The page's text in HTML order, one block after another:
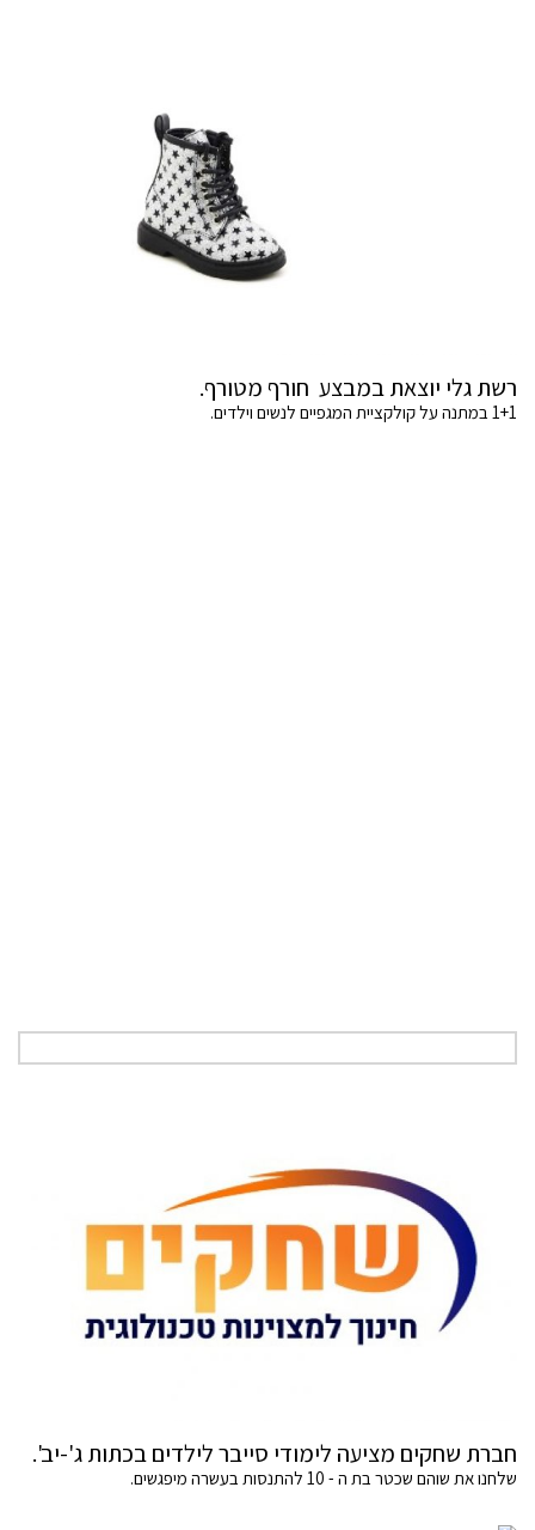
רשת גלי יוצאת במבצע חורף מטורף.
1+1 במתנה על קולקציית המגפיים לנשים וילדים.
חברת שחקים מציעה לימודי סייבר לילדים בכתות ג'-יב'.
שלחנו את שוהם שכטר בת ה - 10 להתנסות בעשרה מיפגשים.